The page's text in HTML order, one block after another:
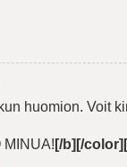
huomion. Voit
MINUA! [/b][/